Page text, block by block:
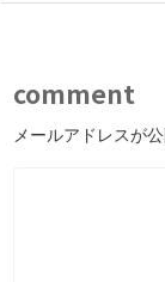
comment
メールアドレスが